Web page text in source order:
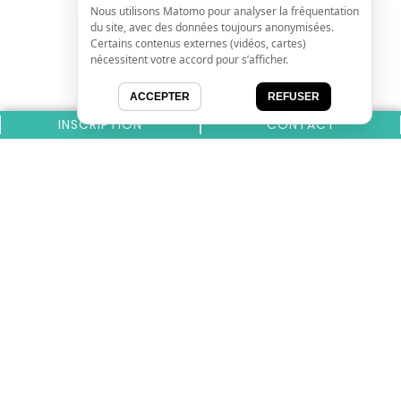
Nous utilisons Matomo pour analyser la fréquentation
du site, avec des données toujours anonymisées.
Certains contenus externes (vidéos, cartes)
nécessitent votre accord pour s’afficher.
ACCEPTER REFUSER
INSCRIPTION CONTACT